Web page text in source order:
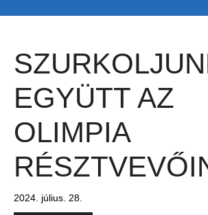
EGYÜTT AZ
OLIMPIA
2024. július. 28.